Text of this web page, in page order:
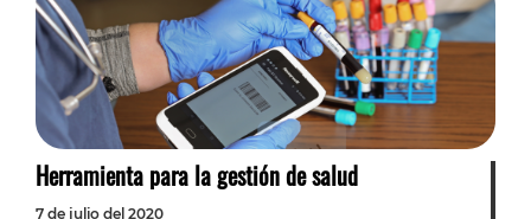
Herramienta para la gestión de salud
7 de julio del 2020